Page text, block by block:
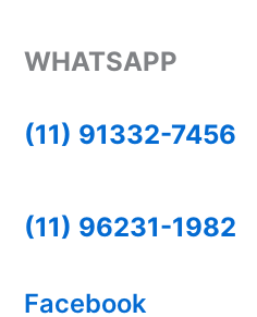
WHATSAPP
(11) 91332-7456
(11) 96231-1982
Facebook